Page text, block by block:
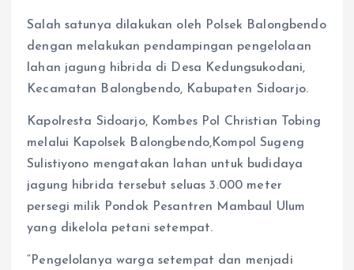
Salah satunya dilakukan oleh Polsek Balongbendo
dengan melakukan pendampingan pengelolaan
lahan jagung hibrida di Desa Kedungsukodani,
Kecamatan Balongbendo, Kabupaten Sidoarjo.
Kapolresta Sidoarjo, Kombes Pol Christian Tobing
melalui Kapolsek Balongbendo,Kompol Sugeng
Sulistiyono mengatakan lahan untuk budidaya
jagung hibrida tersebut seluas 3.000 meter
persegi milik Pondok Pesantren Mambaul Ulum
yang dikelola petani setempat.
“Pengelolanya warga setempat dan menjadi